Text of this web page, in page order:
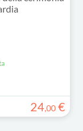
24,00 €